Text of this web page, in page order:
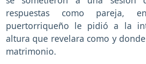
respuestas como
puertorriqueño le pidió a la
altura que revelara como y
matrimonio.